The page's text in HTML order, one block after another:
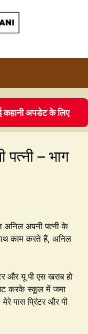
कहानी अपडेट के लिए
– भाग
अनिल अपनी पत्नी के
काम करते हैं, अनिल
और यू पी एस खराब हो
करके स्कूल में जमा
पास प्रिंटर और पी